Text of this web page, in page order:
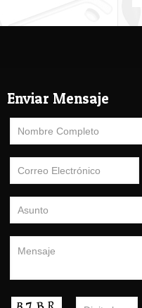
Enviar Mensaje